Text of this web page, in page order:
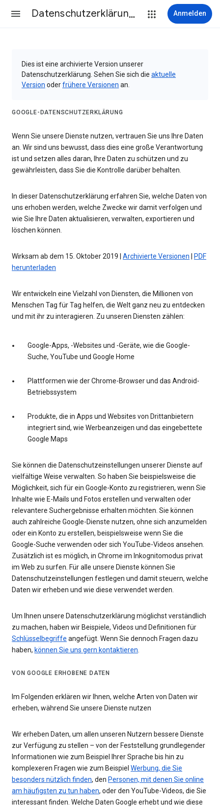
Datenschutzerklärung & Nutzungsbedingungen Anmelden
Dies ist eine archivierte Version unserer
Datenschutzerklärung. Sehen Sie sich die aktuelle
Version oderfrühere Versionen an.
GOOGLE-DATENSCHUTZERKLÄRUNG
Wenn Sie unsere Dienste nutzen, vertrauen Sie uns Ihre Daten
an. Wir sind uns bewusst, dass dies eine große Verantwortung
ist und setzen alles daran, Ihre Daten zu schützen und zu
gewährleisten, dass Sie die Kontrolle darüber behalten.
In dieser Datenschutzerklärung erfahren Sie, welche Daten von
uns erhoben werden, welche Zwecke wir damit verfolgen und
wie Sie Ihre Daten aktualisieren, verwalten, exportieren und
löschen können.
Wirksam ab dem 15. Oktober 2019 | Archivierte Versionen
PDF
herunterladen
Wir entwickeln eine Vielzahl von Diensten, die Millionen von
Menschen Tag für Tag helfen, die Welt ganz neu zu entdecken
und mit ihr zu interagieren. Zu unseren Diensten zählen:
Google-Apps, -Websites und -Geräte, wie die Google-
Suche, YouTube und Google Home
Plattformen wie der Chrome-Browser und das Android-
Betriebssystem
Produkte, die in Apps und Websites von Drittanbietern
integriert sind, wie Werbeanzeigen und das eingebettete
Google Maps
Sie können die Datenschutzeinstellungen unserer Dienste auf
vielfältige Weise verwalten. So haben Sie beispielsweise die
Möglichkeit, sich für ein Google-Konto zu registrieren, wenn Sie
Inhalte wie E-Mails und Fotos erstellen und verwalten oder
relevantere Suchergebnisse erhalten möchten. Sie können
auch zahlreiche Google-Dienste nutzen, ohne sich anzumelden
oder ein Konto zu erstellen, beispielsweise wenn Sie die
Google-Suche verwenden oder sich YouTube-Videos ansehen.
Zusätzlich ist es möglich, in Chrome im Inkognitomodus privat
im Web zu surfen. Für alle unsere Dienste können Sie
Datenschutzeinstellungen festlegen und damit steuern, welche
Daten wir erheben und wie diese verwendet werden.
Um Ihnen unsere Datenschutzerklärung möglichst verständlich
zu machen, haben wir Beispiele, Videos und Definitionen für
Schlüsselbegriffe angefügt. Wenn Sie dennoch Fragen dazu
haben, können Sie uns gern kontaktieren.
VON GOOGLE ERHOBENE DATEN
Im Folgenden erklären wir Ihnen, welche Arten von Daten wir
erheben, während Sie unsere Dienste nutzen
Wir erheben Daten, um allen unseren Nutzern bessere Dienste
zur Verfügung zu stellen – von der Feststellung grundlegender
Informationen wie zum Beispiel Ihrer Sprache bis hin zu
komplexeren Fragen wie zum Beispiel Werbung, die Sie
besonders nützlich finden, den Personen, mit denen Sie online
am häufigsten zu tun haben, oder den YouTube-Videos, die Sie
interessant finden. Welche Daten Google erhebt und wie diese